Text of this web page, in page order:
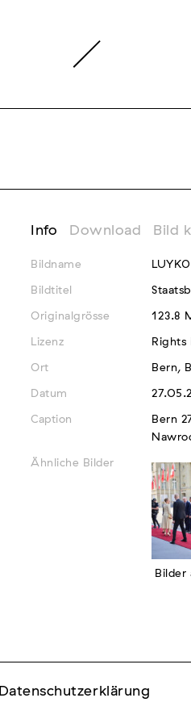
Info Download Bild
Bildname
Bildtitel
Originalgrösse 123.8
Lizenz Rights
Ort Bern,
Datum
Caption
Bern
Ähnliche Bilder
Bilder
Datenschutzerklärung